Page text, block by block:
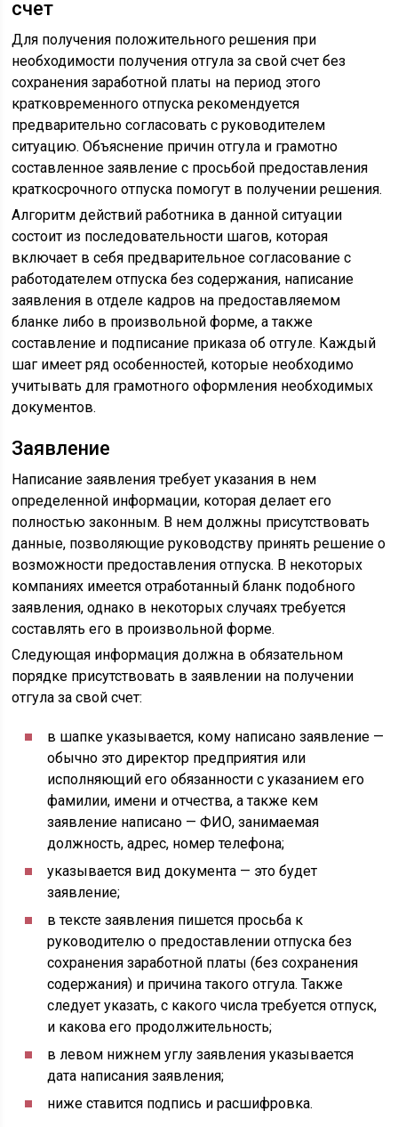
счет
Для получения положительного решения при
необходимости получения отгула за свой счет без
сохранения заработной платы на период этого
кратковременного отпуска рекомендуется
предварительно согласовать с руководителем
ситуацию. Объяснение причин отгула и грамотно
составленное заявление с просьбой предоставления
краткосрочного отпуска помогут в получении решения.
Алгоритм действий работника в данной ситуации
состоит из последовательности шагов, которая
включает в себя предварительное согласование с
работодателем отпуска без содержания, написание
заявления в отделе кадров на предоставляемом
бланке либо в произвольной форме, а также
составление и подписание приказа об отгуле. Каждый
шаг имеет ряд особенностей, которые необходимо
учитывать для грамотного оформления необходимых
документов.
Заявление
Написание заявления требует указания в нем
определенной информации, которая делает его
полностью законным. В нем должны присутствовать
данные, позволяющие руководству принять решение о
возможности предоставления отпуска. В некоторых
компаниях имеется отработанный бланк подобного
заявления, однако в некоторых случаях требуется
составлять его в произвольной форме.
Следующая информация должна в обязательном
порядке присутствовать в заявлении на получении
отгула за свой счет:
в шапке указывается, кому написано заявление —
обычно это директор предприятия или
исполняющий его обязанности с указанием его
фамилии, имени и отчества, а также кем
заявление написано — ФИО, занимаемая
должность, адрес, номер телефона;
указывается вид документа — это будет
заявление;
в тексте заявления пишется просьба к
руководителю о предоставлении отпуска без
сохранения заработной платы (без сохранения
содержания) и причина такого отгула. Также
следует указать, с какого числа требуется отпуск,
и какова его продолжительность;
в левом нижнем углу заявления указывается
дата написания заявления;
ниже ставится подпись и расшифровка.